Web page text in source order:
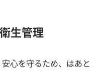
生管理
心を守るため、はあと